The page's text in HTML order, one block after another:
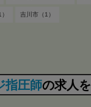
吉川市（1）
指圧師の求人を